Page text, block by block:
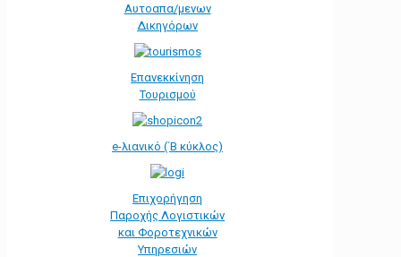
Αυτοαπα/μενων
Δικηγόρων
Επανεκκίνηση
Τουρισμού
e-λιανικό (΄Β κύκλος)
Επιχορήγηση
Παροχής Λογιστικών
και Φοροτεχνικών
Υπηρεσιών